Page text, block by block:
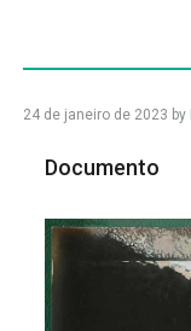
24 de janeiro de 2023 by
Documento